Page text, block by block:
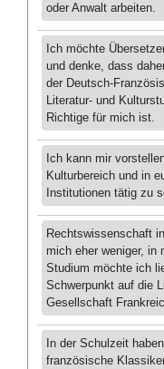
oder Anwalt arbeiten.
Ich möchte
und denke, dass
der Deutsch-
Literatur- und
Richtige für mich ist.
Ich kann mir
Kulturbereich und in
Institutionen tätig zu
Rechtswissenschaft
mich eher weniger, in
Studium möchte ich
Schwerpunkt auf die
Gesellschaft
In der Schulzeit
französische